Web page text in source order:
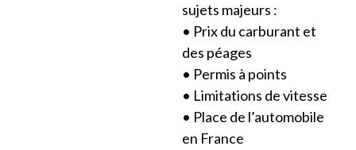
sujets majeurs :
• Prix du carburant et
des péages
• Permis à points
• Limitations de vitesse
• Place de l’automobile
en France